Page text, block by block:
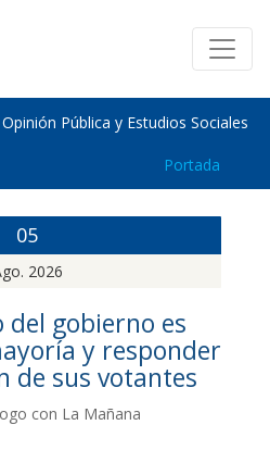
Pública y Estudios Sociales
Portada
05
2026
del gobierno es
y responder
de sus votantes
con La Mañana